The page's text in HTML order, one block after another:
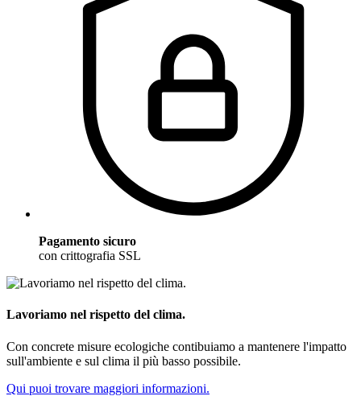
Pagamento sicuro
con crittografia SSL
Lavoriamo nel rispetto del clima.
Con concrete misure ecologiche contibuiamo a mantenere l'impatto
sull'ambiente e sul clima il più basso possibile.
Qui puoi trovare maggiori informazioni.